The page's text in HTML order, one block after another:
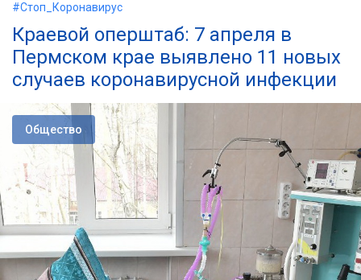
Наши интервью
#Стоп_Коронавирус
Краевой оперштаб: 7 апреля в
Пермском крае выявлено 11 новых
случаев коронавирусной инфекции
Общество